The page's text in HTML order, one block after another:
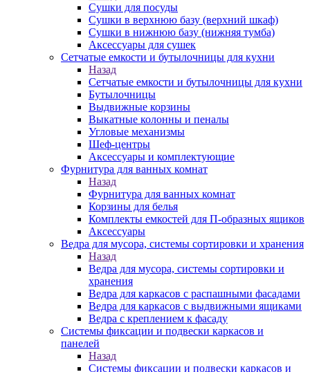
Сушки для посуды
Сушки в верхнюю базу (верхний шкаф)
Сушки в нижнюю базу (нижняя тумба)
Аксессуары для сушек
Сетчатые емкости и бутылочницы для кухни
Назад
Сетчатые емкости и бутылочницы для кухни
Бутылочницы
Выдвижные корзины
Выкатные колонны и пеналы
Угловые механизмы
Шеф-центры
Аксессуары и комплектующие
Фурнитура для ванных комнат
Назад
Фурнитура для ванных комнат
Корзины для белья
Комплекты емкостей для П-образных ящиков
Аксессуары
Ведра для мусора, системы сортировки и хранения
Назад
Ведра для мусора, системы сортировки и
хранения
Ведра для каркасов с распашными фасадами
Ведра для каркасов с выдвижными ящиками
Ведра с креплением к фасаду
Системы фиксации и подвески каркасов и
панелей
Назад
Системы фиксации и подвески каркасов и